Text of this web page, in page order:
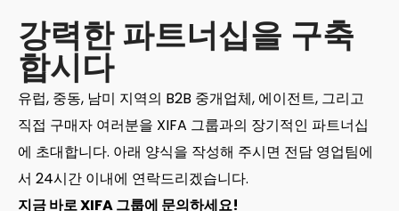
강력한 파트너십을 구축
합시다
유럽, 중동, 남미 지역의 B2B 중개업체, 에이전트, 그리고
직접 구매자 여러분을 XIFA 그룹과의 장기적인 파트너십
에 초대합니다. 아래 양식을 작성해 주시면 전담 영업팀에
서 24시간 이내에 연락드리겠습니다.
지금 바로 XIFA 그룹에 문의하세요!